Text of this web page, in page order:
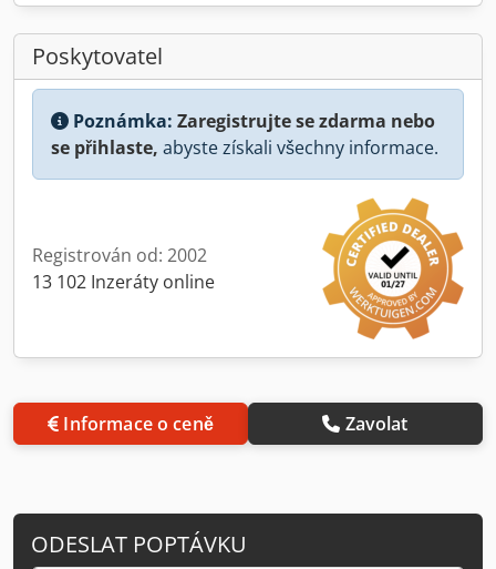
Poskytovatel
Poznámka: Zaregistrujte se zdarma nebo
se přihlaste, abyste získali všechny informace.
Registrován od: 2002
13 102 Inzeráty online
Informace o ceně Zavolat
ODESLAT POPTÁVKU